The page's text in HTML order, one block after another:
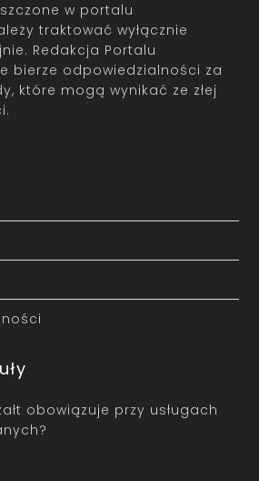
w portalu
traktować wyłącznie
Redakcja Portalu
bierze odpowiedzialności za
które mogą wynikać ze złej
obowiązuje przy usługach